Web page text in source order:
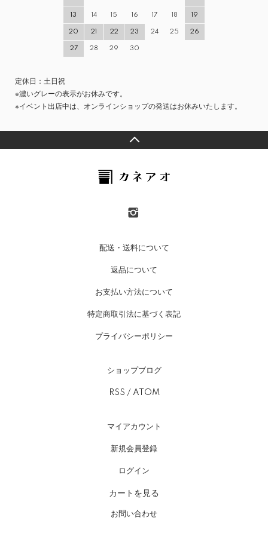
13 14 15 16 17 18 19
20 21 22 23 24 25 26
27 28 29 30
定休日：土日祝
※濃いグレーの表示がお休みです。
※イベント出店中は、オンラインショップの発送はお休みいたします。
配送・送料について
返品について
お支払い方法について
特定商取引法に基づく表記
プライバシーポリシー
ショップブログ
RSS / ATOM
マイアカウント
新規会員登録
ログイン
カートを見る
お問い合わせ